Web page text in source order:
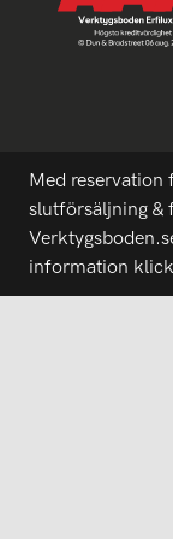
Med
slutförsäljning &
information